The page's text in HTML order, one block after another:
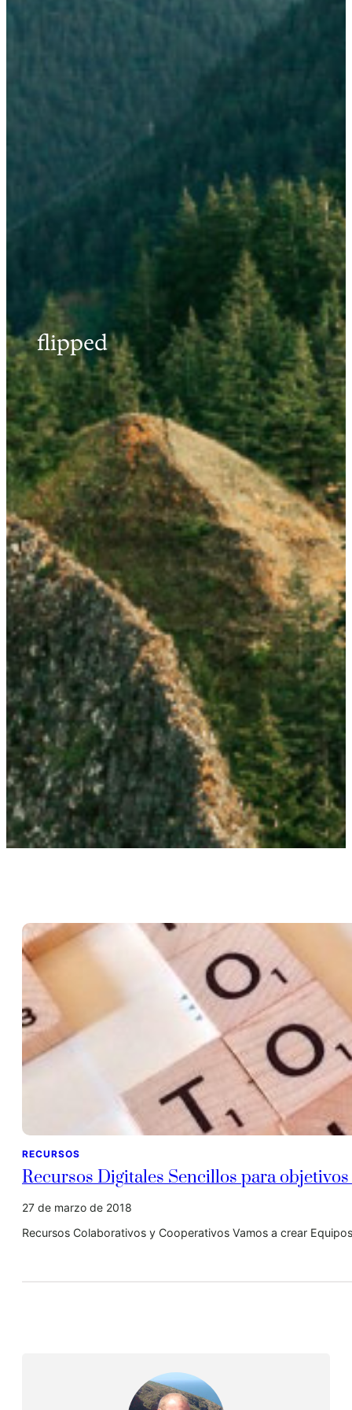
flipped
RECURSOS
Recursos Digitales Sencillos para
27 de marzo de 2018
Recursos Colaborativos y Cooperativos Vamos a crear